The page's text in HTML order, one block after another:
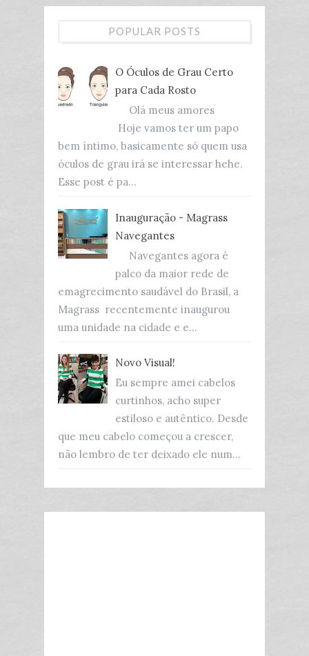
POPULAR POSTS
O Óculos de Grau Certo
para Cada Rosto
Olá meus amores
Hoje vamos ter um papo
bem íntimo, basicamente só quem usa
óculos de grau irá se interessar hehe.
Esse post é pa...
Inauguração - Magrass
Navegantes
Navegantes agora é
palco da maior rede de
emagrecimento saudável do Brasil, a
Magrass recentemente inaugurou
uma unidade na cidade e e...
Novo Visual!
Eu sempre amei cabelos
curtinhos, acho super
estiloso e autêntico. Desde
que meu cabelo começou a crescer,
não lembro de ter deixado ele num...